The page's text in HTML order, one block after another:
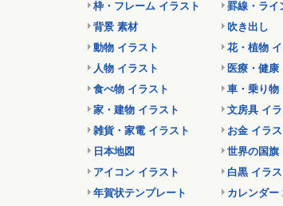
枠・フレーム イラスト
罫線・ライ
背景 素材
吹き出し
動物 イラスト
花・植物
人物 イラスト
医療・健康
食べ物 イラスト
車・乗り物
家・建物 イラスト
文房具 イ
雑貨・家電 イラスト
お金 イラス
日本地図
世界の国旗
アイコン イラスト
白黒 イラス
年賀状テンプレート
カレンダー